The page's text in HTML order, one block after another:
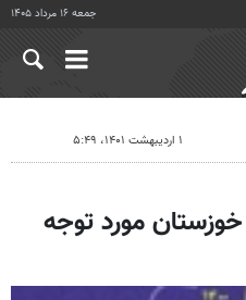
جمعه ۱۶ مرداد ۱۴۰۵
۱ اردیبهشت ۱۴۰۱، ۵:۴۹
مورد توجه